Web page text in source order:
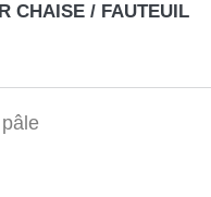
CHAISE / FAUTEUIL